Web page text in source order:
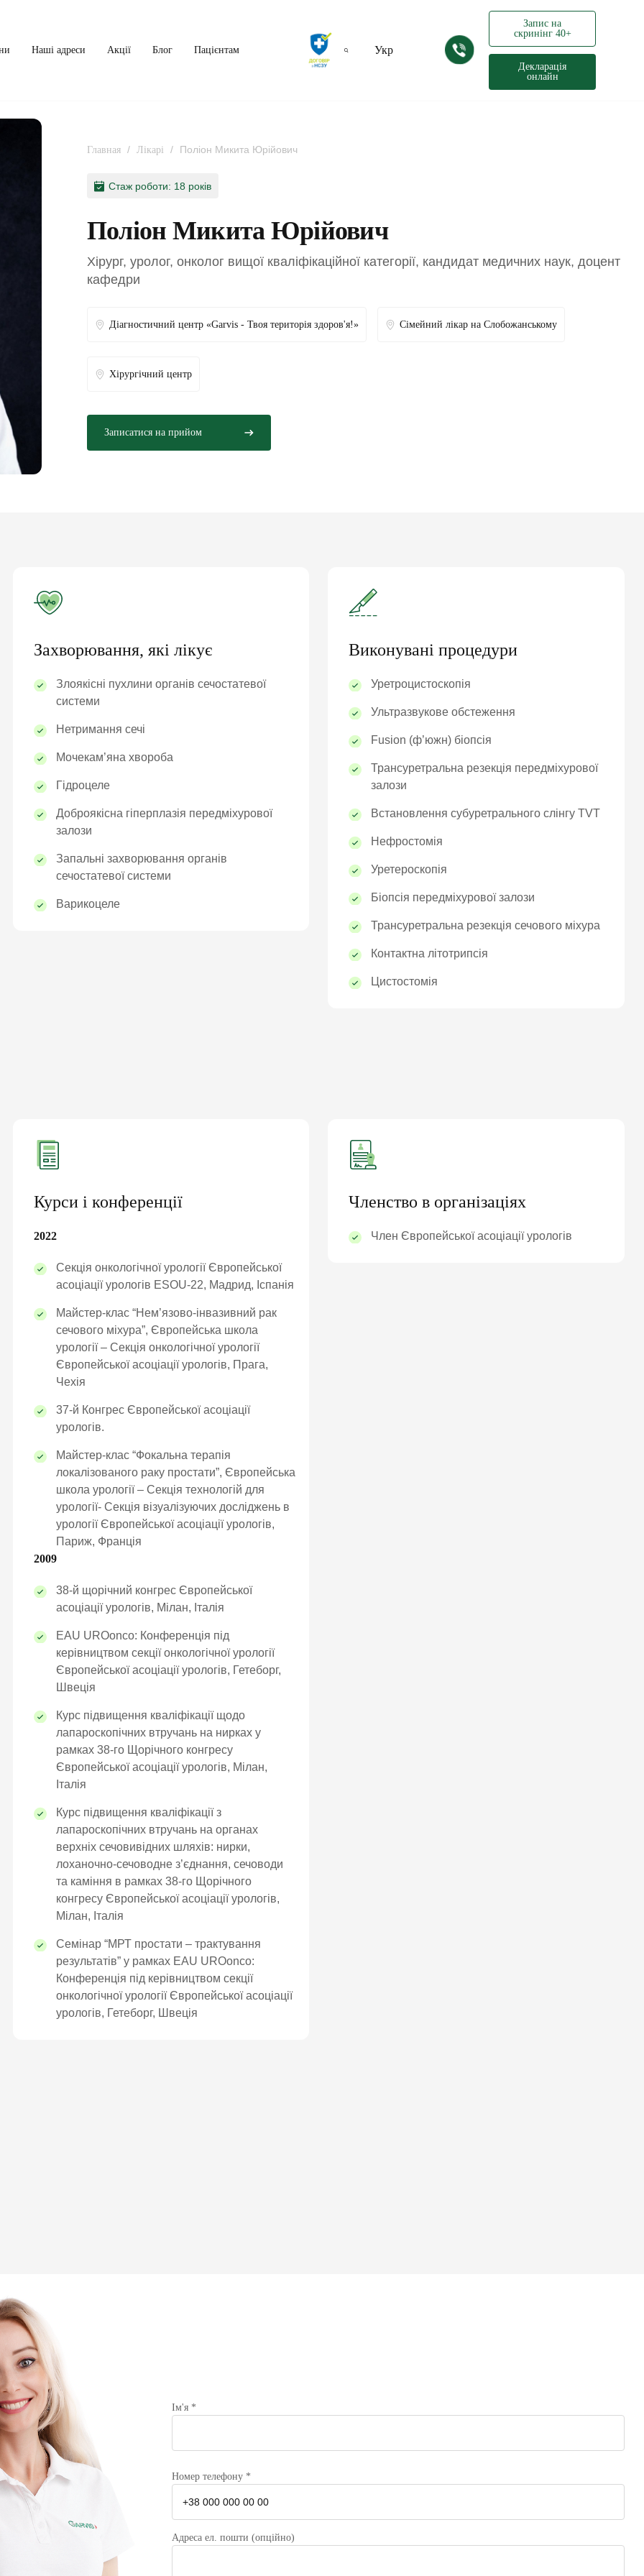
Наші адреси Акції Блог Пацієнтам Укр
Запис на
скринінг 40+
Декларація
онлайн
Главная / Лікарі / Поліон Микита Юрійович
Стаж роботи: 18 років
Поліон Микита Юрійович
Хірург, уролог, онколог вищої кваліфікаційної категорії, кандидат медичних наук, доцент
кафедри
Діагностичний центр «Garvis - Твоя територія здоров'я!» Сімейний лікар на Слобожанському
Хірургічний центр
Записатися на прийом
Захворювання, які лікує
Злоякісні пухлини органів сечостатевої
системи
Нетримання сечі
Мочекам’яна хвороба
Гідроцеле
Доброякісна гіперплазія передміхурової
залози
Запальні захворювання органів
сечостатевої системи
Варикоцеле
Виконувані процедури
Уретроцистоскопія
Ультразвукове обстеження
Fusion (ф’южн) біопсія
Трансуретральна резекція передміхурової
залози
Встановлення субуретрального слінгу TVT
Нефростомія
Уретероскопія
Біопсія передміхурової залози
Трансуретральна резекція сечового міхура
Контактна літотрипсія
Цистостомія
Курси і конференції
2022
Секція онкологічної урології Європейської
асоціації урологів ESOU-22, Мадрид, Іспанія
Майстер-клас “Нем’язово-інвазивний рак
сечового міхура”, Європейська школа
урології – Секція онкологічної урології
Європейської асоціації урологів, Прага,
Чехія
37-й Конгрес Європейської асоціації
урологів.
Майстер-клас “Фокальна терапія
локалізованого раку простати”, Європейська
школа урології – Секція технологій для
урології- Секція візуалізуючих досліджень в
урології Європейської асоціації урологів,
Париж, Франція
2009
38-й щорічний конгрес Європейської
асоціації урологів, Мілан, Італія
EAU UROonco: Конференція під
керівництвом секції онкологічної урології
Європейської асоціації урологів, Гетеборг,
Швеція
Курс підвищення кваліфікації щодо
лапароскопічних втручань на нирках у
рамках 38-го Щорічного конгресу
Європейської асоціації урологів, Мілан,
Італія
Курс підвищення кваліфікації з
лапароскопічних втручань на органах
верхніх сечовивідних шляхів: нирки,
лоханочно-сечоводне з’єднання, сечоводи
та каміння в рамках 38-го Щорічного
конгресу Європейської асоціації урологів,
Мілан, Італія
Семінар “МРТ простати – трактування
результатів” у рамках EAU UROonco:
Конференція під керівництвом секції
онкологічної урології Європейської асоціації
урологів, Гетеборг, Швеція
Членство в організаціях
Член Європейської асоціації урологів
Ім'я *
Номер телефону *
Адреса ел. пошти (опційно)
З СІМЕЙНИМ
БЕЗОПЛАТНО:
лікаря, педіатра, терапевта
ОНЛАЙН